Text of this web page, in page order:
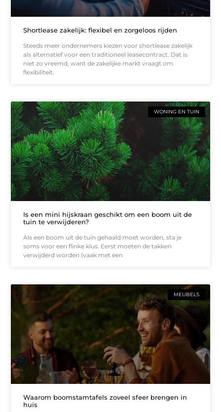
Shortlease zakelijk: flexibel en zorgeloos rijden
Steeds meer ondernemers kiezen voor shortlease zakelijk
als alternatief voor een traditioneel leasecontract. Dat is
niet zo vreemd, want de zakelijke markt vraagt om
flexibiliteit.
WONING EN TUIN
Is een mini hijskraan geschikt om een boom uit de
tuin te verwijderen?
Als een boom uit de tuin gehaald moet worden, sta je
soms voor een flinke klus. Eerst moeten de takken
verwijderd worden (vaak met een
MEUBELS
Waarom boomstamtafels zoveel sfeer brengen in
huis